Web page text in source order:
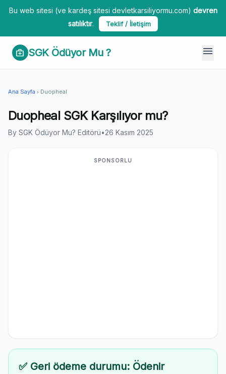
Bu web sitesi (ve kardeş sitesi devletkarsiliyormu.com) devren
satılıktır. Teklif / İletişim
medical_services SGK Ödüyor Mu ? menu
Ana Sayfa chevron_right Duopheal
Duopheal SGK Karşılıyor mu?
By SGK Ödüyor Mu? Editörü•26 Kasım 2025
SPONSORLU
✅ Geri ödeme durumu: Ödenir